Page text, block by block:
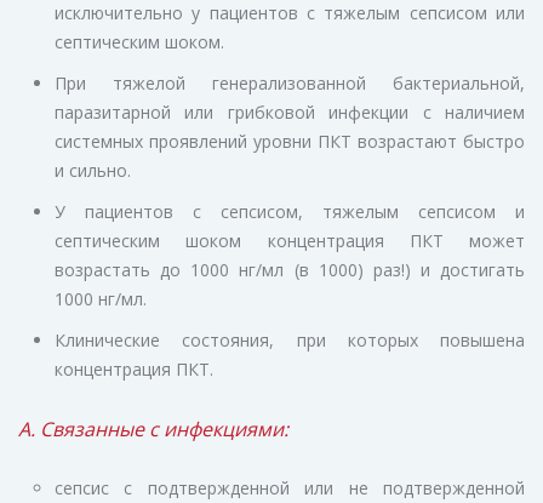
исключительно у пациентов с тяжелым сепсисом или
септическим шоком.
При тяжелой генерализованной бактериальной,
паразитарной или грибковой инфекции с наличием
системных проявлений уровни ПКТ возрастают быстро
и сильно.
У пациентов с сепсисом, тяжелым сепсисом и
септическим шоком концентрация ПКТ может
возрастать до 1000 нг/мл (в 1000) раз!) и достигать
1000 нг/мл.
Клинические состояния, при которых повышена
концентрация ПКТ.
А. Связанные с инфекциями:
сепсис с подтвержденной или не подтвержденной